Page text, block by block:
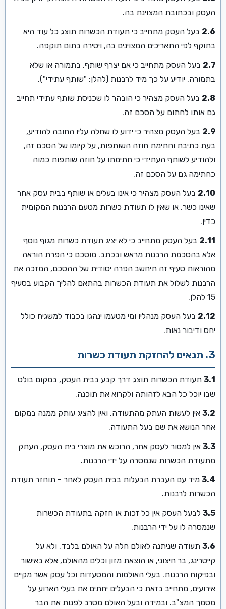
העסק ובכתובת המצוינת בה.
2.6 בעל העסק מתחייב כי תעודת הכשרות תוצג כל עוד היא
בתוקף לפי התאריכים המצוינים בה, ויסירה בתום תוקפה.
2.7 בעל העסק מתחייב כי אם יצרף שותף, בתמורה או שלא
בתמורה, יודיע על כך מיד לרבנות (להלן: "שותף עתידי").
2.8 בעל העסק מצהיר כי הובהר לו שכניסת שותף עתידי תחייב
גם אותו לחתום על הסכם זה.
2.9 בעל העסק מצהיר כי ידוע לו שחלה עליו החובה להודיע,
בעת כתיבת וחתימת חוזה השותפות, על קיומו של הסכם זה,
ולהודיע לשותף העתידי כי חתימתו על חוזה שותפות כמוה
כחתימה גם על הסכם זה.
2.10 בעל העסק מצהיר כי אינו בעלים או שותף בבית עסק אחר
שאינו כשר, או שאין לו תעודת כשרות מטעם הרבנות המקומית
כדין.
2.11 בעל העסק מתחייב כי לא יציג תעודת כשרות מגוף נוסף
אלא בהסכמת הרבנות מראש ובכתב. מוסכם כי הפרת הוראה
מהוראות סעיף זה תיחשב הפרה יסודית של ההסכם, המזכה את
הרבנות לשלול את תעודת הכשרות בהתאם להליך הקבוע בסעיף
15 להלן.
2.12 בעל העסק מנהליו ומי מטעמו ינהגו בכבוד למשגיח כולל
יחס ודיבור נאות.
3. תנאים להחזקת תעודת כשרות
3.1 תעודת הכשרות תוצג דרך קבע בבית העסק, במקום בולט
שבו יוכל כל הבא לזהותה ולקרוא את תוכנה.
3.2 אין לעשות העתק מהתעודה, ואין להציג עותק ממנה במקום
אחר הנושא את שם בעל התעודה.
3.3 אין למסור לעסק אחר, הרוכש את מוצרי בית העסק, העתק
מתעודת הכשרות שנמסרה על ידי הרבנות.
3.4 מיד עם העברת הבעלות בבית העסק לאחר - תוחזר תעודת
הכשרות לרבנות.
3.5 לבעל העסק אין כל זכות או חזקה בתעודת הכשרות
שנמסרה לו על ידי הרבנות.
3.6 תעודה שניתנה לאולם חלה על האולם בלבד, ולא על
קייטרינג, בר חיצוני, או הוצאת מזון וכלים מהאולם, אלא באישור
ובפיקוח הרבנות. בעלי האולמות והמסעדות וכל עסק אשר מקיים
אירועים, מתחייב בזאת כי הבעלים יחתים את בעלי הארוע על
מסמך המצ"ב. ובמידה ובעל האולם מסרב לפנות את הבר